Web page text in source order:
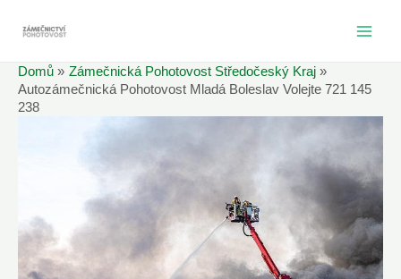
Domů
Zámečnická Pohotovost Středočeský Kraj
Autozámečnická Pohotovost Mladá Boleslav Volejte 721 145
238